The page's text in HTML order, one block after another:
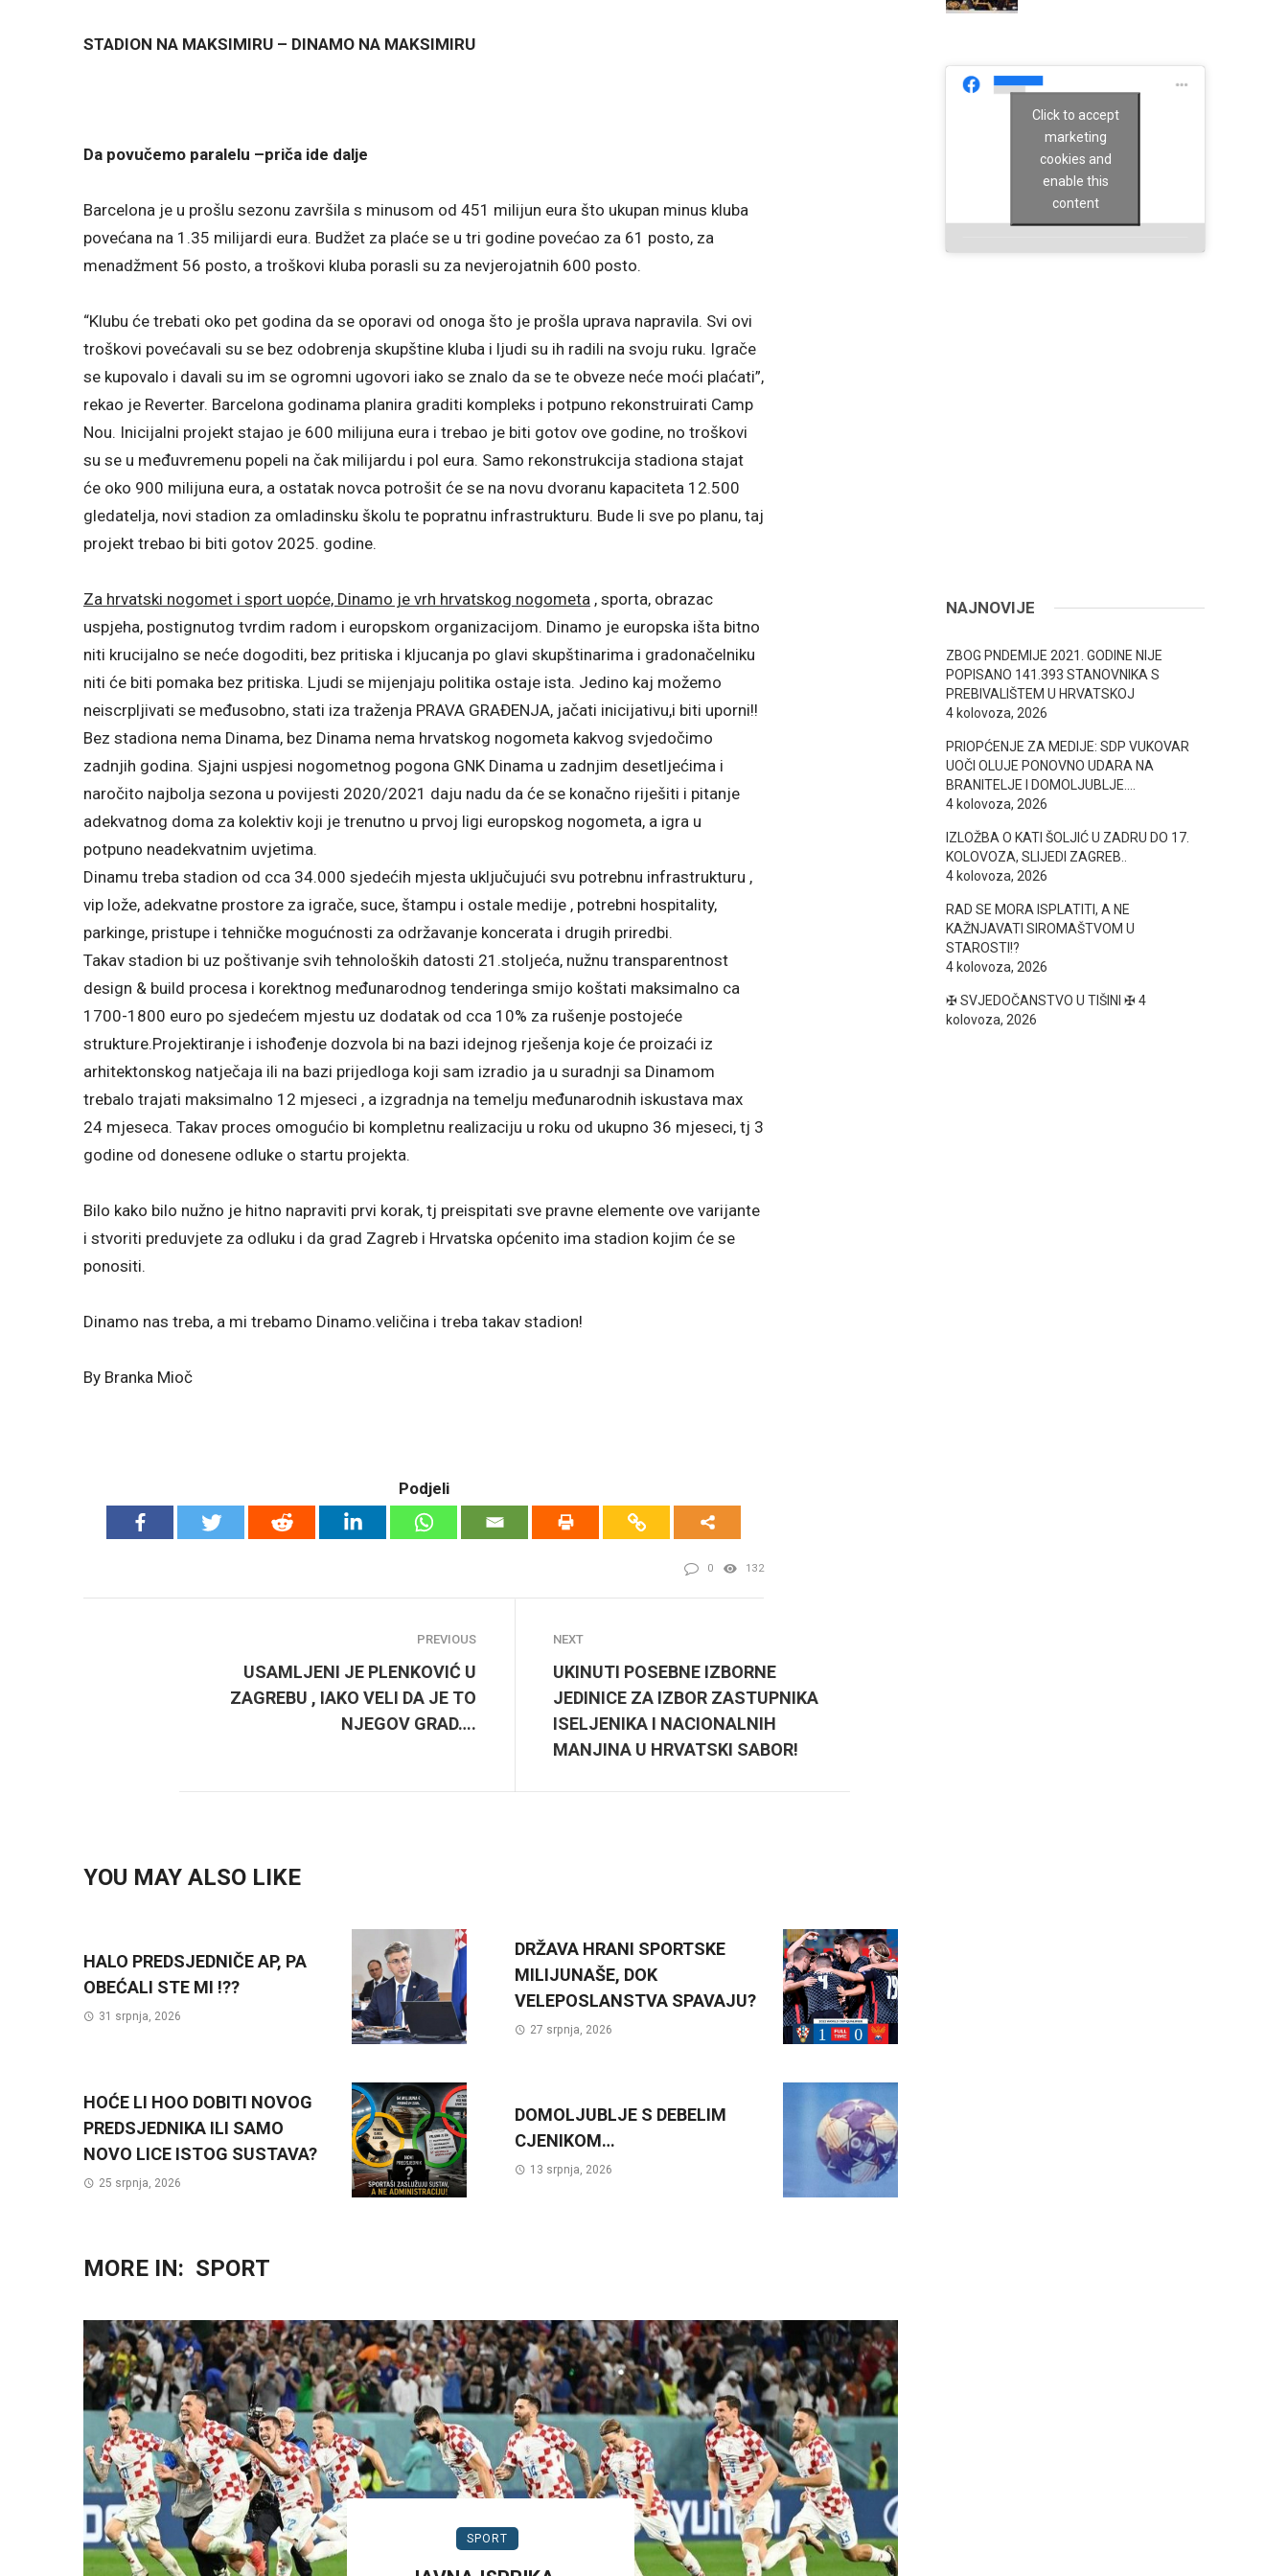
STADION NA MAKSIMIRU – DINAMO NA MAKSIMIRU
Da povučemo paralelu –priča ide dalje
Barcelona je u prošlu sezonu završila s minusom od 451 milijun eura što ukupan minus kluba
povećana na 1.35 milijardi eura. Budžet za plaće se u tri godine povećao za 61 posto, za
menadžment 56 posto, a troškovi kluba porasli su za nevjerojatnih 600 posto.
“Klubu će trebati oko pet godina da se oporavi od onoga što je prošla uprava napravila. Svi ovi
troškovi povećavali su se bez odobrenja skupštine kluba i ljudi su ih radili na svoju ruku. Igrače
se kupovalo i davali su im se ogromni ugovori iako se znalo da se te obveze neće moći plaćati”,
rekao je Reverter. Barcelona godinama planira graditi kompleks i potpuno rekonstruirati Camp
Nou. Inicijalni projekt stajao je 600 milijuna eura i trebao je biti gotov ove godine, no troškovi
su se u međuvremenu popeli na čak milijardu i pol eura. Samo rekonstrukcija stadiona stajat
će oko 900 milijuna eura, a ostatak novca potrošit će se na novu dvoranu kapaciteta 12.500
gledatelja, novi stadion za omladinsku školu te popratnu infrastrukturu. Bude li sve po planu, taj
projekt trebao bi biti gotov 2025. godine.
Za hrvatski nogomet i sport uopće, Dinamo je vrh hrvatskog nogometa , sporta, obrazac
uspjeha, postignutog tvrdim radom i europskom organizacijom. Dinamo je europska išta bitno
niti krucijalno se neće dogoditi, bez pritiska i kljucanja po glavi skupštinarima i gradonačelniku
niti će biti pomaka bez pritiska. Ljudi se mijenjaju politika ostaje ista. Jedino kaj možemo
neiscrpljivati se međusobno, stati iza traženja PRAVA GRAĐENJA, jačati inicijativu,i biti uporni!!
Bez stadiona nema Dinama, bez Dinama nema hrvatskog nogometa kakvog svjedočimo
zadnjih godina. Sjajni uspjesi nogometnog pogona GNK Dinama u zadnjim desetljećima i
naročito najbolja sezona u povijesti 2020/2021 daju nadu da će se konačno riješiti i pitanje
adekvatnog doma za kolektiv koji je trenutno u prvoj ligi europskog nogometa, a igra u
potpuno neadekvatnim uvjetima.
Dinamu treba stadion od cca 34.000 sjedećih mjesta uključujući svu potrebnu infrastrukturu ,
vip lože, adekvatne prostore za igrače, suce, štampu i ostale medije , potrebni hospitality,
parkinge, pristupe i tehničke mogućnosti za održavanje koncerata i drugih priredbi.
Takav stadion bi uz poštivanje svih tehnoloških datosti 21.stoljeća, nužnu transparentnost
design & build procesa i korektnog međunarodnog tenderinga smijo koštati maksimalno ca
1700-1800 euro po sjedećem mjestu uz dodatak od cca 10% za rušenje postojeće
strukture.Projektiranje i ishođenje dozvola bi na bazi idejnog rješenja koje će proizaći iz
arhitektonskog natječaja ili na bazi prijedloga koji sam izradio ja u suradnji sa Dinamom
trebalo trajati maksimalno 12 mjeseci , a izgradnja na temelju međunarodnih iskustava max
24 mjeseca. Takav proces omogućio bi kompletnu realizaciju u roku od ukupno 36 mjeseci, tj 3
godine od donesene odluke o startu projekta.
Bilo kako bilo nužno je hitno napraviti prvi korak, tj preispitati sve pravne elemente ove varijante
i stvoriti preduvjete za odluku i da grad Zagreb i Hrvatska općenito ima stadion kojim će se
ponositi.
Dinamo nas treba, a mi trebamo Dinamo.veličina i treba takav stadion!
By Branka Mioč
Podjeli
0 132
PREVIOUS
USAMLJENI JE PLENKOVIĆ U
ZAGREBU , IAKO VELI DA JE TO
NJEGOV GRAD….
NEXT
UKINUTI POSEBNE IZBORNE
JEDINICE ZA IZBOR ZASTUPNIKA
ISELJENIKA I NACIONALNIH
MANJINA U HRVATSKI SABOR!
YOU MAY ALSO LIKE
HALO PREDSJEDNIČE AP, PA
OBEĆALI STE MI !??
31 srpnja, 2026
DRŽAVA HRANI SPORTSKE
MILIJUNAŠE, DOK
VELEPOSLANSTVA SPAVAJU?
27 srpnja, 2026
HOĆE LI HOO DOBITI NOVOG
PREDSJEDNIKA ILI SAMO
NOVO LICE ISTOG SUSTAVA?
25 srpnja, 2026
DOMOLJUBLJE S DEBELIM
CJENIKOM…
13 srpnja, 2026
MORE IN: SPORT
SPORT
Click to accept
marketing
cookies and
enable this
content
NAJNOVIJE
ZBOG PNDEMIJE 2021. GODINE NIJE
POPISANO 141.393 STANOVNIKA S
PREBIVALIŠTEM U HRVATSKOJ
4 kolovoza, 2026
PRIOPĆENJE ZA MEDIJE: SDP VUKOVAR
UOČI OLUJE PONOVNO UDARA NA
BRANITELJE I DOMOLJUBLJE….
4 kolovoza, 2026
IZLOŽBA O KATI ŠOLJIĆ U ZADRU DO 17.
KOLOVOZA, SLIJEDI ZAGREB..
4 kolovoza, 2026
RAD SE MORA ISPLATITI, A NE
KAŽNJAVATI SIROMAŠTVOM U
STAROSTI!?
4 kolovoza, 2026
✠ SVJEDOČANSTVO U TIŠINI ✠ 4
kolovoza, 2026